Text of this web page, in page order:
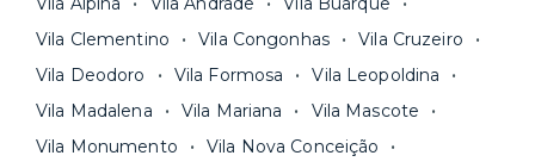
Vila Clementino
Vila Congonhas
Vila Cruzeiro
Vila Deodoro
Vila Formosa
Vila Leopoldina
Vila Madalena
Vila Mariana
Vila Mascote
Vila Monumento
Vila Nova Conceição